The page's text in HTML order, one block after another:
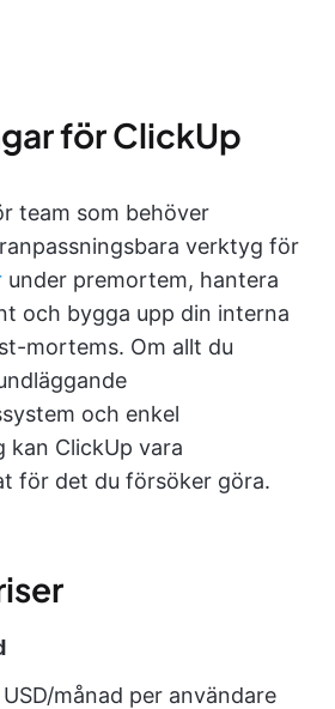
för ClickUp
team som behöver
verktyg för
under premortem, hantera
och bygga upp din interna
mortems. Om allt du
och enkel
kan ClickUp vara
för det du försöker göra.
USD/månad per användare